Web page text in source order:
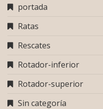
portada
Ratas
Rescates
Rotador-inferior
Rotador-superior
Sin categoría